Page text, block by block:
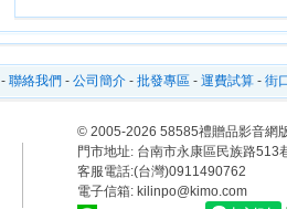
- 聯絡我們 - 公司簡介 - 批發專區 - 運費試算 - 街
© 2005-2026 58585禮贈品影音網
門市地址: 台南市永康區民族路513
客服電話:(台灣)0911490762
電子信箱: kilinpo@kimo.com